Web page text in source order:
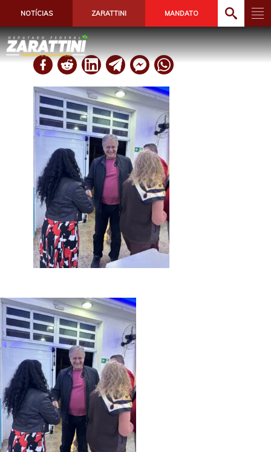
NOTÍCIAS ZARATTINI MANDATO